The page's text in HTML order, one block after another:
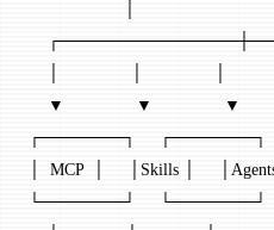
▼               ▼               ▼
┌───────┐     ┌───────┐
│  MCP  │     │Skills │
└───────┘     └───────┘